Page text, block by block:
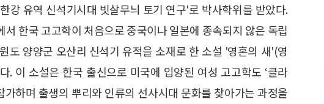
강 유역 신석기시대 빗살무늬 토기 연구'로 박사학위를 받았다.
한국 고고학이 처음으로 중국이나 일본에 종속되지 않은 독립
도 양양군 오산리 신석기 유적을 소재로 한 소설 '영혼의 새'(영
이 소설은 한국 출신으로 미국에 입양된 여성 고고학도 ‘클라
하며 출생의 뿌리와 인류의 선사시대 문화를 찾아가는 과정을